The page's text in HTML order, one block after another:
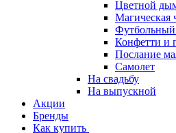
Цветной
Магическая
Конфетти и
Послание
Самолет
На свадьбу
На выпускной
Акции
Бренды
Как купить